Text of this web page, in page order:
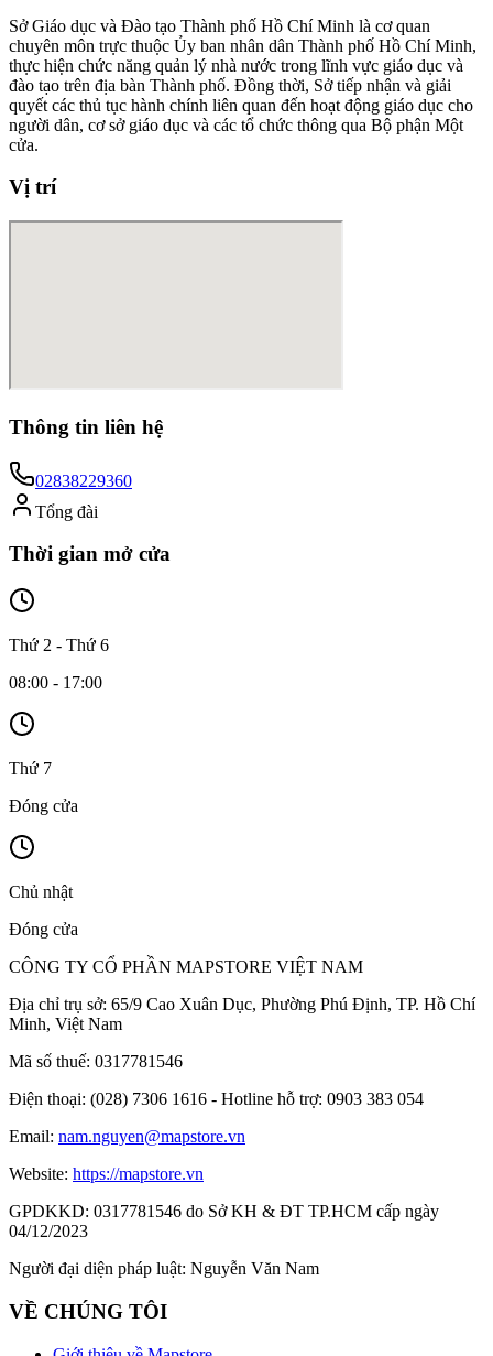
Sở Giáo dục và Đào tạo Thành phố Hồ Chí Minh là cơ quan
chuyên môn trực thuộc Ủy ban nhân dân Thành phố Hồ Chí Minh,
thực hiện chức năng quản lý nhà nước trong lĩnh vực giáo dục và
đào tạo trên địa bàn Thành phố. Đồng thời, Sở tiếp nhận và giải
quyết các thủ tục hành chính liên quan đến hoạt động giáo dục cho
người dân, cơ sở giáo dục và các tổ chức thông qua Bộ phận Một
cửa.
Vị trí
Thông tin liên hệ
02838229360
Tổng đài
Thời gian mở cửa
Thứ 2 - Thứ 6
08:00 - 17:00
Thứ 7
Đóng cửa
Chủ nhật
Đóng cửa
CÔNG TY CỔ PHẦN MAPSTORE VIỆT NAM
Địa chỉ trụ sở: 65/9 Cao Xuân Dục, Phường Phú Định, TP. Hồ Chí
Minh, Việt Nam
Mã số thuế: 0317781546
Điện thoại: (028) 7306 1616 - Hotline hỗ trợ: 0903 383 054
Email: nam.nguyen@mapstore.vn
Website: https://mapstore.vn
GPDKKD: 0317781546 do Sở KH & ĐT TP.HCM cấp ngày
04/12/2023
Người đại diện pháp luật: Nguyễn Văn Nam
VỀ CHÚNG TÔI